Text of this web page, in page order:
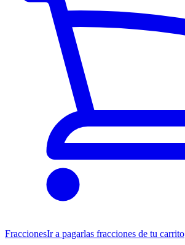
FraccionesIr a pagarlas fracciones de tu carrito